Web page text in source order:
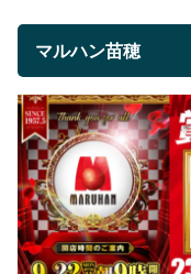
マルハン苗穂